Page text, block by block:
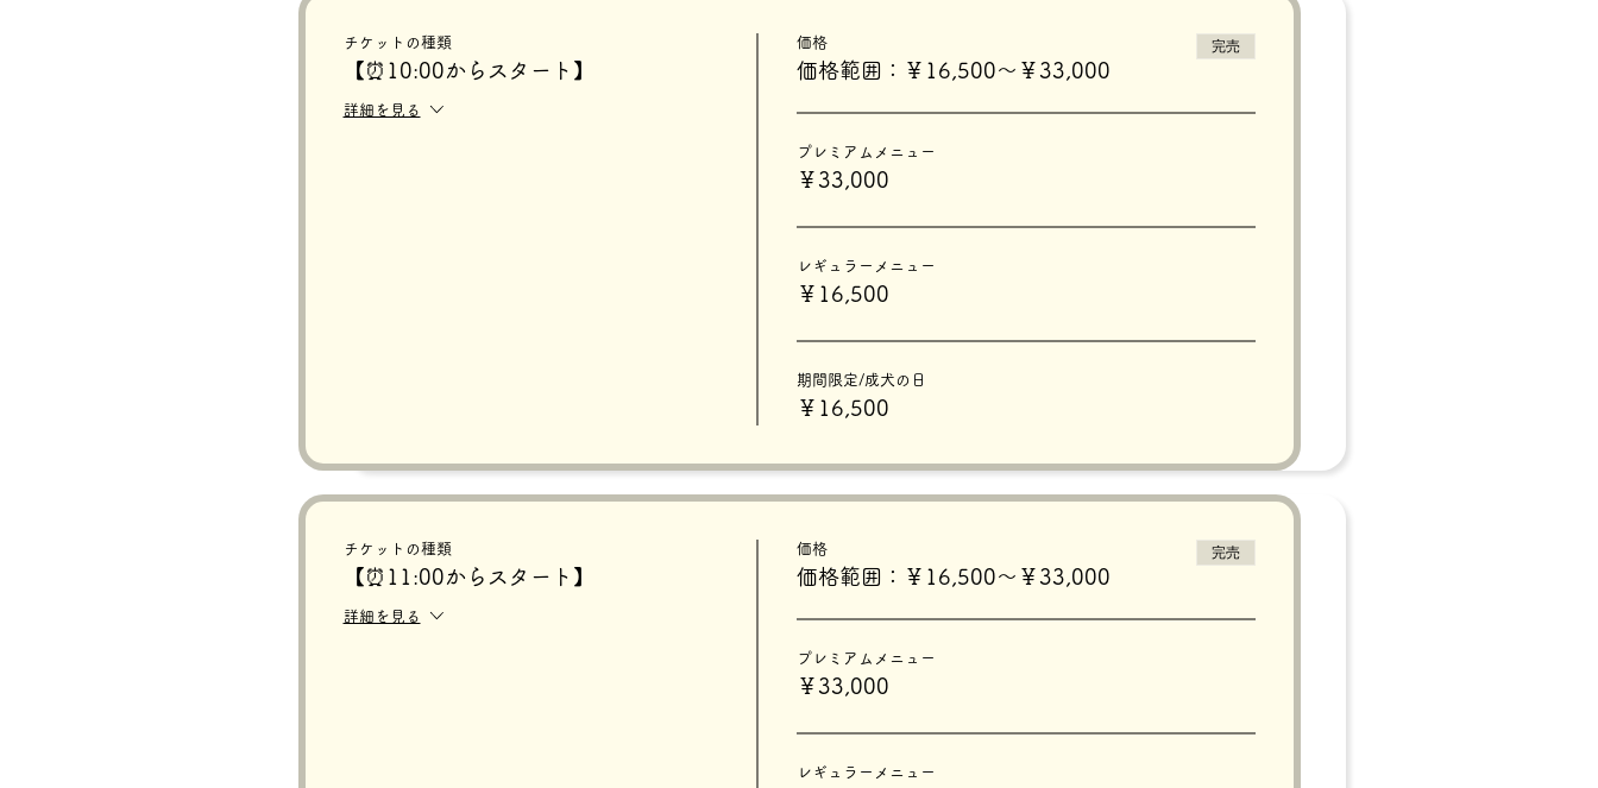
チケットの種類
【⏰10:00からスタート】
詳細を見る
価格
価格範囲：￥16,500〜￥33,000
完売
プレミアムメニュー
￥33,000
レギュラーメニュー
￥16,500
期間限定/成犬の日
￥16,500
チケットの種類
【⏰11:00からスタート】
詳細を見る
価格
価格範囲：￥16,500〜￥33,000
完売
プレミアムメニュー
￥33,000
レギュラーメニュー